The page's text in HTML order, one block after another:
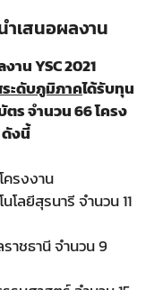
ำเสนอผลงาน
าน YSC 2021
ระดับภูมิภาคได้รับทุน
ร จำนวน66โครง
งนี้
ครงงาน
โลยีสุรนารี จำนวน 11
าชธานี จำนวน 9